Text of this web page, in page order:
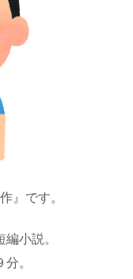
』です。
小説。
。